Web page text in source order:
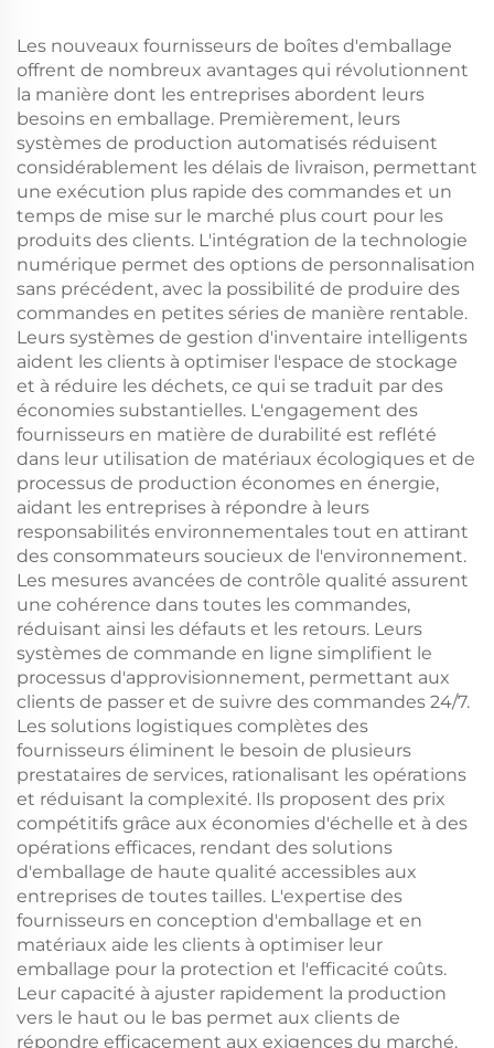
Les nouveaux fournisseurs de boîtes d'emballage
offrent de nombreux avantages qui révolutionnent
la manière dont les entreprises abordent leurs
besoins en emballage. Premièrement, leurs
systèmes de production automatisés réduisent
considérablement les délais de livraison, permettant
une exécution plus rapide des commandes et un
temps de mise sur le marché plus court pour les
produits des clients. L'intégration de la technologie
numérique permet des options de personnalisation
sans précédent, avec la possibilité de produire des
commandes en petites séries de manière rentable.
Leurs systèmes de gestion d'inventaire intelligents
aident les clients à optimiser l'espace de stockage
et à réduire les déchets, ce qui se traduit par des
économies substantielles. L'engagement des
fournisseurs en matière de durabilité est reflété
dans leur utilisation de matériaux écologiques et de
processus de production économes en énergie,
aidant les entreprises à répondre à leurs
responsabilités environnementales tout en attirant
des consommateurs soucieux de l'environnement.
Les mesures avancées de contrôle qualité assurent
une cohérence dans toutes les commandes,
réduisant ainsi les défauts et les retours. Leurs
systèmes de commande en ligne simplifient le
processus d'approvisionnement, permettant aux
clients de passer et de suivre des commandes 24/7.
Les solutions logistiques complètes des
fournisseurs éliminent le besoin de plusieurs
prestataires de services, rationalisant les opérations
et réduisant la complexité. Ils proposent des prix
compétitifs grâce aux économies d'échelle et à des
opérations efficaces, rendant des solutions
d'emballage de haute qualité accessibles aux
entreprises de toutes tailles. L'expertise des
fournisseurs en conception d'emballage et en
matériaux aide les clients à optimiser leur
emballage pour la protection et l'efficacité coûts.
Leur capacité à ajuster rapidement la production
vers le haut ou le bas permet aux clients de
répondre efficacement aux exigences du marché.